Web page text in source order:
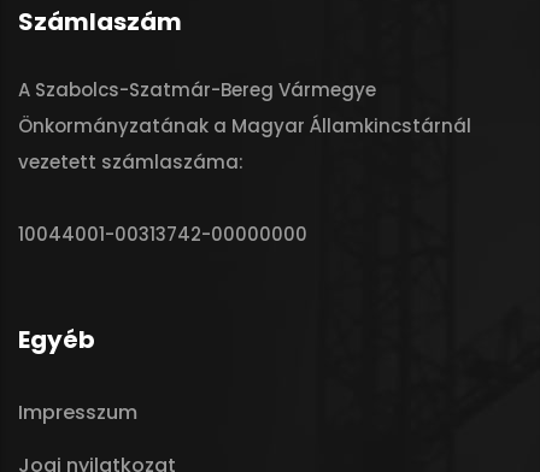
Számlaszám
A Szabolcs-Szatmár-Bereg Vármegye
Önkormányzatának a Magyar Államkincstárnál
vezetett számlaszáma:
10044001-00313742-00000000
Egyéb
Impresszum
Jogi nyilatkozat